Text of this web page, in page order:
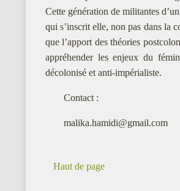
Cette génération de militantes
qui s’inscrit elle, non pas dans la
que l’apport des théories
appréhender les enjeux du
décolonisé et anti-impérialiste.
Contact :
malika.hamidi@gmail.com
Haut de page